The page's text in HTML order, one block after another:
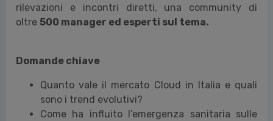
rilevazioni e incontri diretti, una community di
oltre 500 manager ed esperti sul tema.
Domande chiave
Quanto vale il mercato Cloud in Italia e quali
sono i trend evolutivi?
Come ha influito l’emergenza sanitaria sulle